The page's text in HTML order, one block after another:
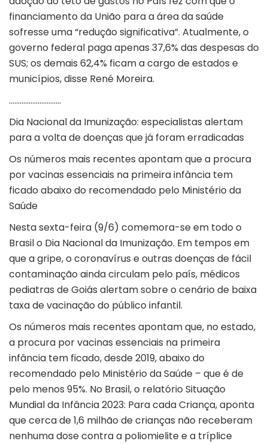
financiamento da União para a área da saúde
sofresse uma “redução significativa”. Atualmente, o
governo federal paga apenas 37,6% das despesas do
SUS; os demais 62,4% ficam a cargo de estados e
municípios, disse René Moreira.
………………………..
Dia Nacional da Imunização: especialistas alertam
para a volta de doenças que já foram erradicadas
Os números mais recentes apontam que a procura
por vacinas essenciais na primeira infância tem
ficado abaixo do recomendado pelo Ministério da
Saúde
Nesta sexta-feira (9/6) comemora-se em todo o
Brasil o Dia Nacional da Imunização. Em tempos em
que a gripe, o coronavírus e outras doenças de fácil
contaminação ainda circulam pelo país, médicos
pediatras de Goiás alertam sobre o cenário de baixa
taxa de vacinação do público infantil.
Os números mais recentes apontam que, no estado,
a procura por vacinas essenciais na primeira
infância tem ficado, desde 2019, abaixo do
recomendado pelo Ministério da Saúde – que é de
pelo menos 95%. No Brasil, o relatório Situação
Mundial da Infância 2023: Para cada Criança, aponta
que cerca de 1,6 milhão de crianças não receberam
nenhuma dose contra a poliomielite e a tríplice